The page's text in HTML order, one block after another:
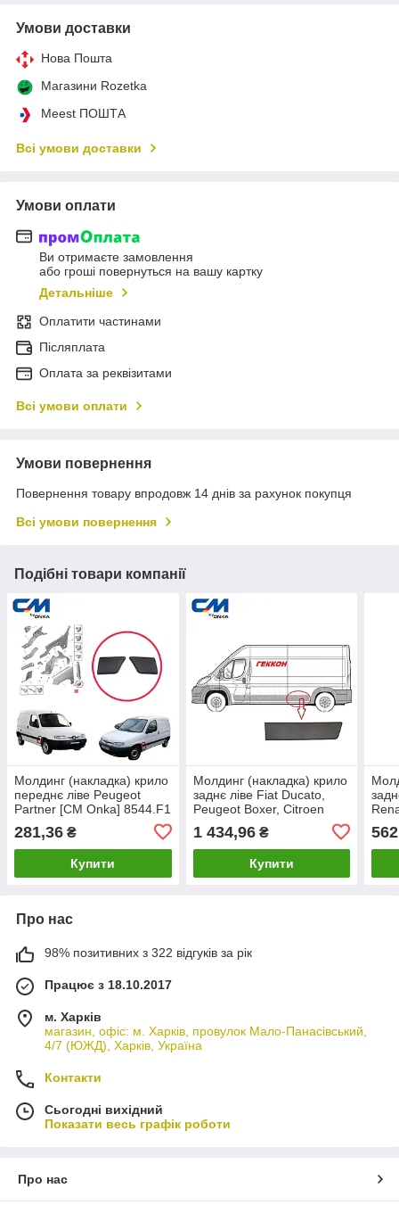
Умови доставки
Нова Пошта
Магазини Rozetka
Meest ПОШТА
Всі умови доставки
Умови оплати
Ви отримаєте замовлення
або гроші повернуться на вашу картку
Детальніше
Оплатити частинами
Післяплата
Оплата за реквізитами
Всі умови оплати
Умови повернення
Повернення товару впродовж 14 днів за рахунок покупця
Всі умови повернення
Подібні товари компанії
Молдинг (накладка) крило
переднє ліве Peugeot
Partner [CM Onka] 8544.F1
281,36 ₴
Купити
Молдинг (накладка) крило
заднє ліве Fiat Ducato,
Peugeot Boxer, Citroen
858547X14R
1 434,96₴
Купити
Про нас
98% позитивних з 322 відгуків за рік
Працює з 18.10.2017
м. Харків
магазин, офіс: м. Харків, провулок Мало-Панасівський,
4/7 (ЮЖД), Харків, Україна
Контакти
Сьогодні вихідний
Показати весь графік роботи
Про нас